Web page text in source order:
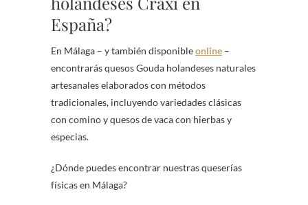
España?
En Málaga – y también disponibleonline –
encontrarás quesos Gouda holandeses naturales
artesanales elaborados con métodos
tradicionales, incluyendo variedades clásicas
con comino y quesos de vaca con hierbas y
especias.
¿Dónde puedes encontrar nuestras queserías
físicas en Málaga?